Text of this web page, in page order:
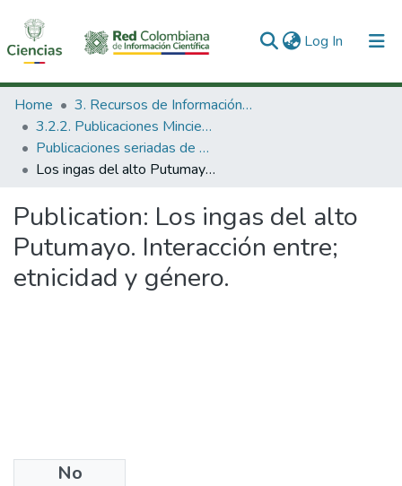
Log In (current)
Communities & Collections
All of DSpace
Statistics
Home
3. Recursos de Información Científica y Tecnológica
3.2.2. Publicaciones Minciencias
Publicaciones seriadas de Minciencias
Los ingas del alto Putumayo. Interacción entre; etnicidad y género.
Publication: Los ingas del alto
Putumayo. Interacción entre;
etnicidad y género.
No